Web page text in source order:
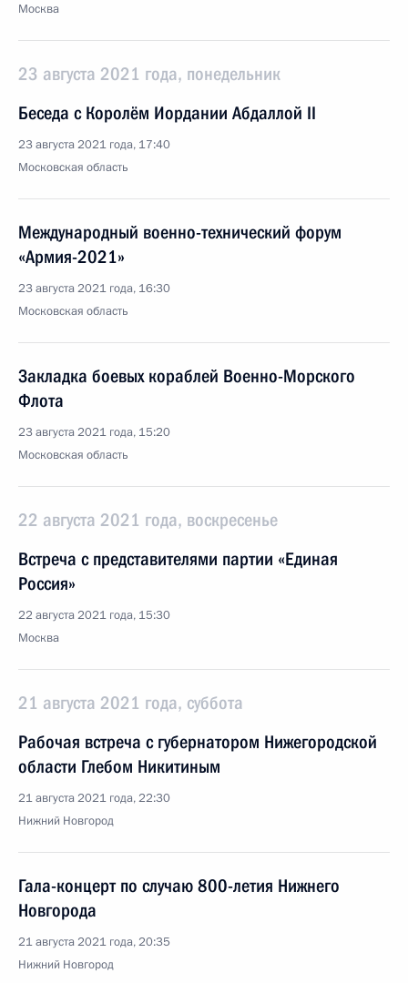
Москва
23 августа 2021 года, понедельник
Беседа с Королём Иордании Абдаллой II
23 августа 2021 года, 17:40
Московская область
Международный военно-технический форум
«Армия-2021»
23 августа 2021 года, 16:30
Московская область
Закладка боевых кораблей Военно-Морского
Флота
23 августа 2021 года, 15:20
Московская область
22 августа 2021 года, воскресенье
Встреча с представителями партии «Единая
Россия»
22 августа 2021 года, 15:30
Москва
21 августа 2021 года, суббота
Рабочая встреча с губернатором Нижегородской
области Глебом Никитиным
21 августа 2021 года, 22:30
Нижний Новгород
Гала-концерт по случаю 800-летия Нижнего
Новгорода
21 августа 2021 года, 20:35
Нижний Новгород